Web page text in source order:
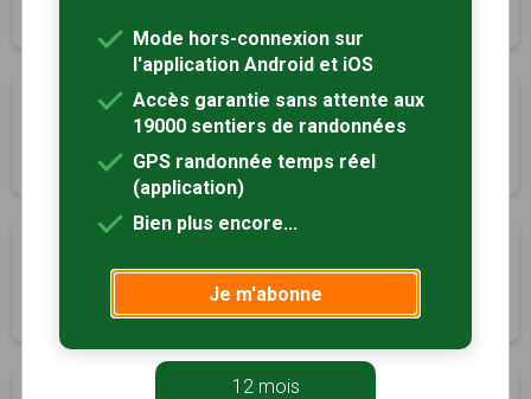
Entre vigne et forêt
Laneuvelle, Haute-Marne (52)
24 km Tracé GPS
Mareilles, Haute-Marne (52)
12 km Tracé GPS
Mode hors-connexion sur
l'application Android et iOS
Accès garantie sans attente aux
19000 sentiers de randonnées
GPS randonnée temps réel
(application)
Bien plus encore...
Je m'abonne
12 mois